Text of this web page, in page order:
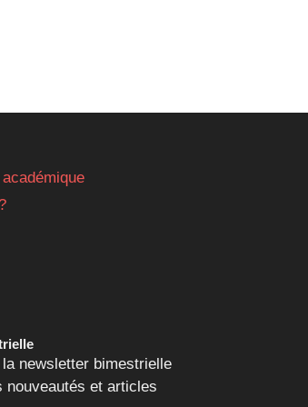
newsletter bimestrielle
nouveautés et articles